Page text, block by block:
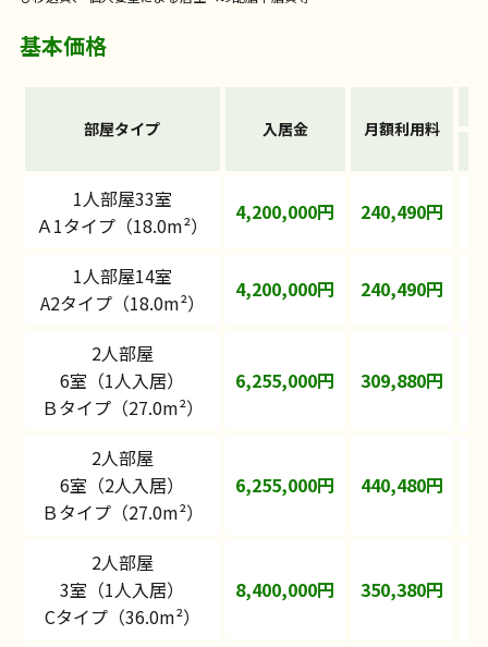
基本価格
部屋タイプ 入居金 月額利用料
1人部屋33室
Ａ1タイプ（18.0m²）
4,200,000円 240,490円
1人部屋14室
A2タイプ（18.0m²）
4,200,000円 240,490円
2人部屋
6室（1人入居）
Ｂタイプ（27.0m²）
6,255,000円 309,880円
2人部屋
6室（2人入居）
Ｂタイプ（27.0m²）
6,255,000円 440,480円
2人部屋
3室（1人入居）
Cタイプ（36.0m²）
8,400,000円 350,380円